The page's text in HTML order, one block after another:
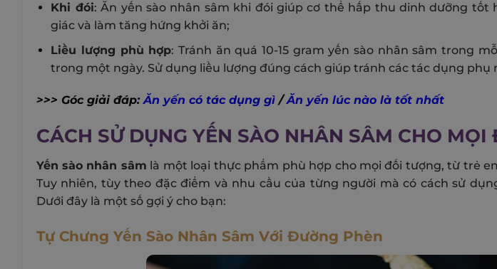
Khi đói: Ăn yến sào nhân sâm khi đói giúp cơ thể hấp thu dinh dưỡng tốt
giác và làm tăng hứng khởi ăn;
Liều lượng phù hợp: Tránh ăn quá 10-15 gram yến sào nhân sâm trong
trong một ngày. Sử dụng liều lượng đúng cách giúp tránh các tác dụng phụ
>>> Góc giải đáp:Ăn yến có tác dụng gì /Ăn yến lúc nào là tốt nhất
CÁCH SỬ DỤNG YẾN SÀO NHÂN SÂM CHO MỌI
Yến sào nhân sâm là một loại thực phẩm phù hợp cho mọi đối tượng, từ trẻ
Tuy nhiên, tùy theo đặc điểm và nhu cầu của từng người mà có cách sử
Dưới đây là một số gợi ý cho bạn:
Tự Chưng Yến Sào Nhân Sâm Với Đường Phèn